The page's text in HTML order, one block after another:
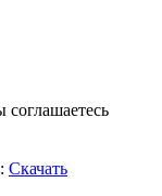
Скачать